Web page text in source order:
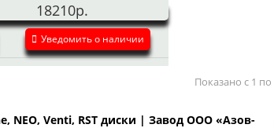
18210р.
Уведомить о наличии
Показано с 1 по
NEO, Venti, RST диски | Завод ООО «Азов-